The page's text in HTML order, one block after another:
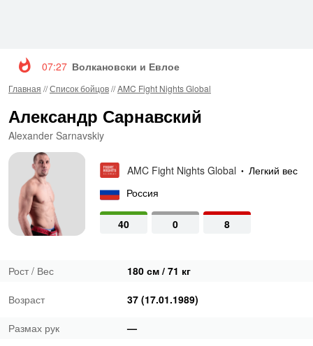
07:27 Волкановски и Евлоев возглавят турнир UFC
Главная //Список бойцов//AMC Fight Nights Global
Александр Сарнавский
Alexander Sarnavskiy
AMC Fight Nights Global • Легкий вес
Россия
40 0 8
Рост / Вес 180 см / 71 кг
Возраст 37 (17.01.1989)
Размах рук —